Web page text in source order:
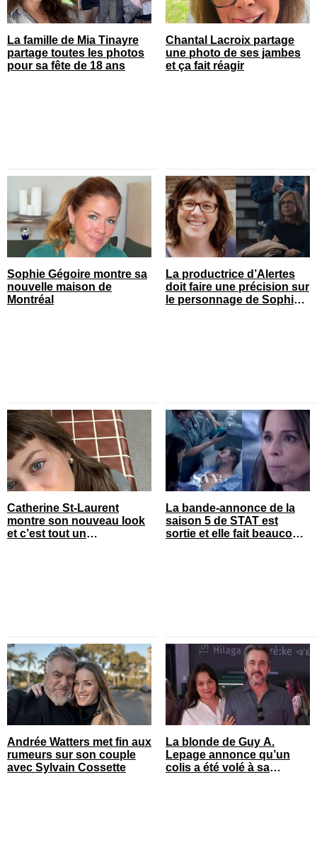
La famille de Mia Tinayre
partage toutes les photos
pour sa fête de 18 ans
Chantal Lacroix partage
une photo de ses jambes
et ça fait réagir
Sophie Gégoire montre sa
nouvelle maison de
Montréal
La productrice d’Alertes
doit faire une précision sur
le personnage de Sophie
Catherine St-Laurent
montre son nouveau look
et c’est tout un
La bande-annonce de la
saison 5 de STAT est
sortie et elle fait beaucoup
Andrée Watters met fin aux
rumeurs sur son couple
avec Sylvain Cossette
La blonde de Guy A.
Lepage annonce qu’un
colis a été volé à sa